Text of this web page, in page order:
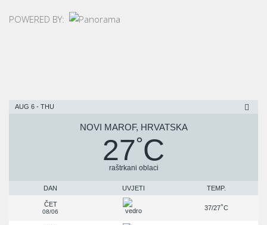
POWERED BY:
AUG 6 - THU
NOVI MAROF, HRVATSKA
27°C
raštrkani oblaci
DAN UVJETI TEMP.
ČET
08/06
37/27°C